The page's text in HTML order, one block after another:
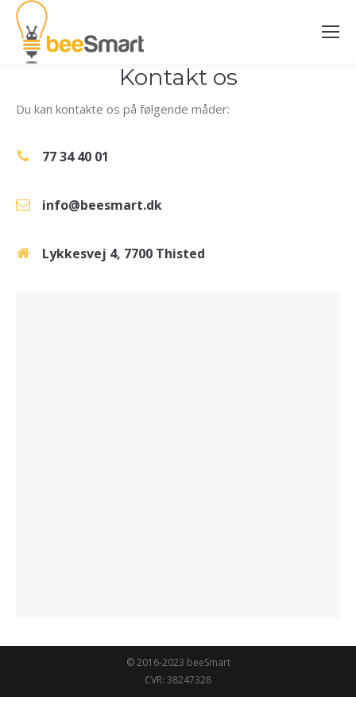
Kontakt os
Du kan kontakte os på følgende måder:
77 34 40 01
info@beesmart.dk
Lykkesvej 4, 7700 Thisted
© 2016-2023 beeSmart
CVR: 38247328